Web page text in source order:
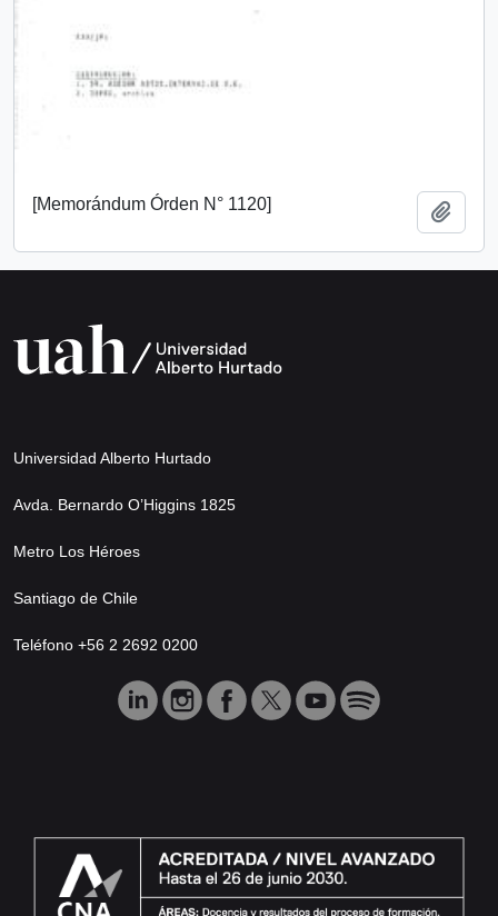
[Memorándum Órden N° 1120]
Universidad Alberto Hurtado
Avda. Bernardo O’Higgins 1825
Metro Los Héroes
Santiago de Chile
Teléfono +56 2 2692 0200